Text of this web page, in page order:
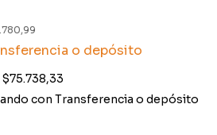
o depósito
$75.738,33
con Transferencia o depósito